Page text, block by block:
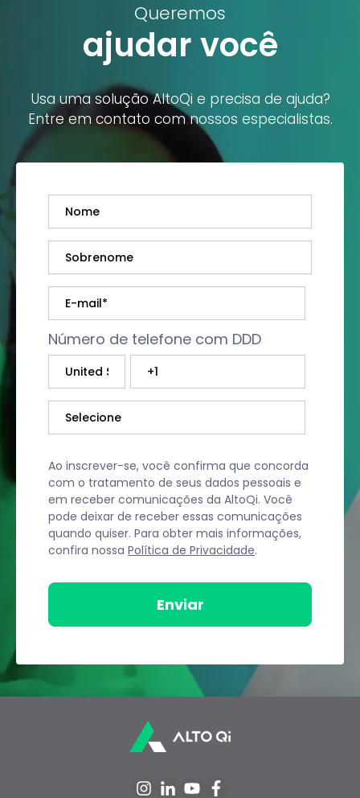
Queremos
ajudar você
Usa uma solução AltoQi e precisa de ajuda?
Entre em contato com nossos especialistas.
Número de telefone com DDD
Ao inscrever-se, você confirma que concorda
com o tratamento de seus dados pessoais e
em receber comunicações da AltoQi. Você
pode deixar de receber essas comunicações
quando quiser. Para obter mais informações,
confira nossa Política de Privacidade.